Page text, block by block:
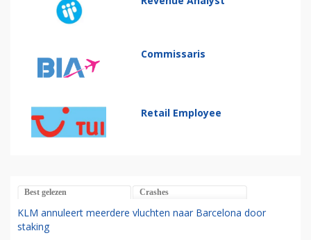
Commissaris
Retail Employee
Best gelezen Crashes
KLM annuleert meerdere vluchten naar Barcelona door
staking